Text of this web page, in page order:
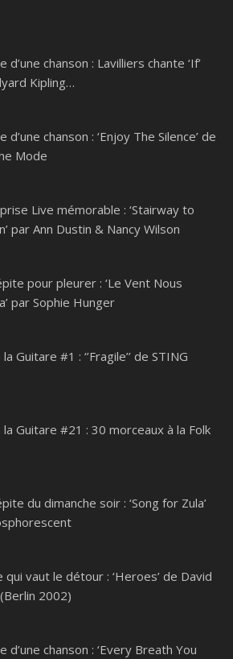
d’une chanson : Lavilliers chante ‘If’
Kipling…
d’une chanson : ‘Enjoy The Silence’ de
Mode
Live mémorable : ‘Stairway to
par Ann Dustin & Nancy Wilson
pour pleurer : ‘Le Vent Nous
par Sophie Hunger
Guitare #1 : ‘’Fragile’’ de STING
la Guitare #21 : 30 morceaux à la Folk
du dimanche soir : ‘Song for Zula’
qui vaut le détour : ‘Heroes’ de David
2002)
d’une chanson : ‘Every Breath You